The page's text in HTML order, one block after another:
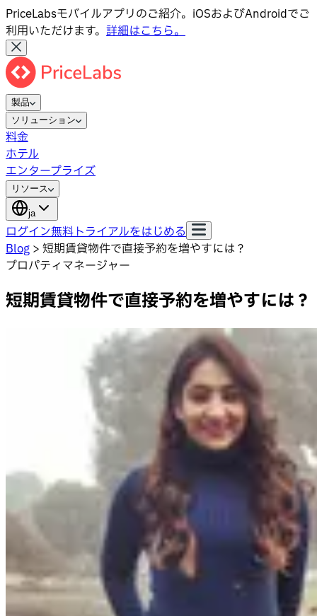
PriceLabsモバイルアプリのご紹介。iOSおよびAndroidでご
利用いただけます。 詳細はこちら。
製品
ソリューション
料金
ホテル
エンタープライズ
リソース
ja
ログイン無料トライアルをはじめる
Blog > 短期賃貸物件で直接予約を増やすには？
プロパティマネージャー
短期賃貸物件で直接予約を増やすには？